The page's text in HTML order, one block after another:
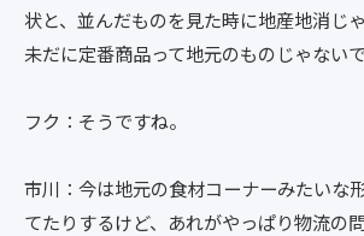
状と、並んだものを見た時に地産地消じ
未だに定番商品って地元のものじゃないで
フク：そうですね。
市川：今は地元の食材コーナーみたいな
てたりするけど、あれがやっぱり物流の